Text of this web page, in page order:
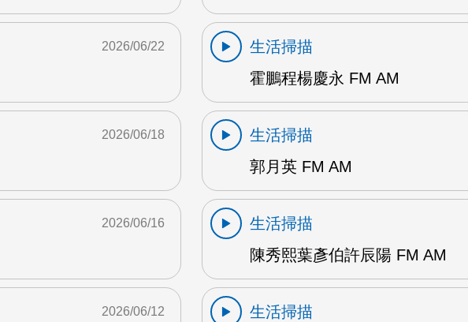
2026/06/22
生活掃描
霍鵬程楊慶永 FM AM
2026/06/18
生活掃描
郭月英 FM AM
2026/06/16
生活掃描
陳秀熙葉彥伯許辰陽 FM AM
2026/06/12
生活掃描